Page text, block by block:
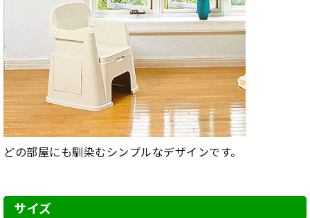
どの部屋にも馴染むシンプルなデザインです。
サイズ